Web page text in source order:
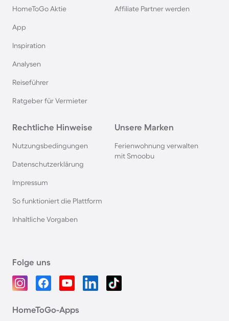
HomeToGo Aktie
App
Inspiration
Analysen
Reiseführer
Ratgeber für Vermieter
Affiliate Partner werden
Rechtliche Hinweise
Nutzungsbedingungen
Datenschutzerklärung
Impressum
So funktioniert die Plattform
Inhaltliche Vorgaben
Unsere Marken
Ferienwohnung verwalten
mit Smoobu
Folge uns
HomeToGo-Apps